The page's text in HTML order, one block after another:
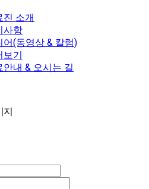
진 소개
사항
어(동영상 & 칼럼)
보기
안내 & 오시는 길
지